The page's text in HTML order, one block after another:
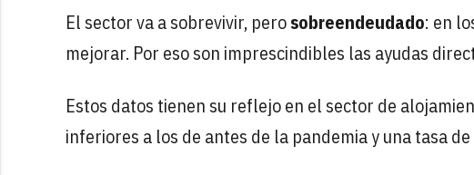
El sector va a sobrevivir, perosobreendeudado: en
mejorar. Por eso son imprescindibles las ayudas
Estos datos tienen su reflejo en el sector de
inferiores a los de antes de la pandemia y una tasa